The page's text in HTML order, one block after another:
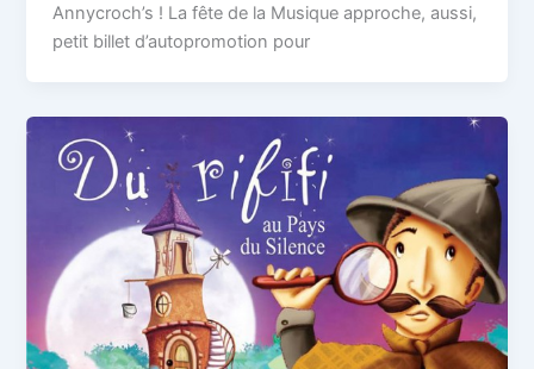
Annycroch’s ! La fête de la Musique approche, aussi,
petit billet d’autopromotion pour